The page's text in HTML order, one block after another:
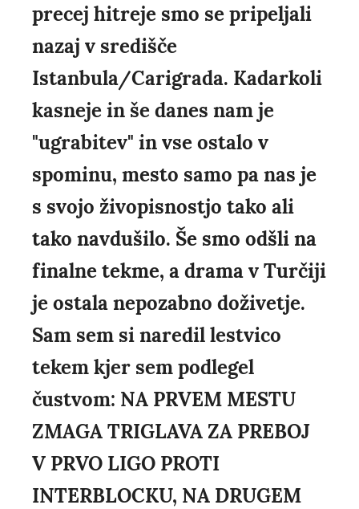
precej hitreje smo se pripeljali
nazaj v središče
Istanbula/Carigrada. Kadarkoli
kasneje in še danes nam je
"ugrabitev" in vse ostalo v
spominu, mesto samo pa nas je
s svojo živopisnostjo tako ali
tako navdušilo. Še smo odšli na
finalne tekme, a drama v Turčiji
je ostala nepozabno doživetje.
Sam sem si naredil lestvico
tekem kjer sem podlegel
čustvom: NA PRVEM MESTU
ZMAGA TRIGLAVA ZA PREBOJ
V PRVO LIGO PROTI
INTERBLOCKU, NA DRUGEM